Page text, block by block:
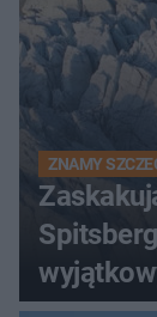
ZNAMY